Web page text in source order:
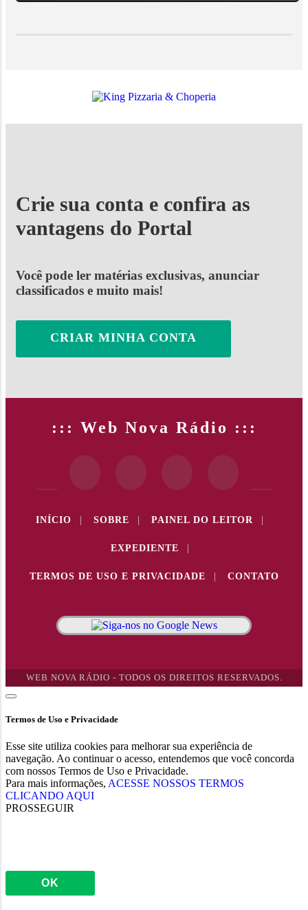
Crie sua conta e confira as
vantagens do Portal
Você pode ler matérias exclusivas, anunciar
classificados e muito mais!
CRIAR MINHA CONTA
::: Web Nova Rádio :::
INÍCIO SOBRE PAINEL DO LEITOR
EXPEDIENTE
TERMOS DE USO E PRIVACIDADE CONTATO
WEB NOVA RÁDIO - TODOS OS DIREITOS RESERVADOS.
Termos de Uso e Privacidade
Esse site utiliza cookies para melhorar sua experiência de
navegação. Ao continuar o acesso, entendemos que você concorda
com nossos Termos de Uso e Privacidade.
Para mais informações, ACESSE NOSSOS TERMOS
CLICANDO AQUI
PROSSEGUIR
OK